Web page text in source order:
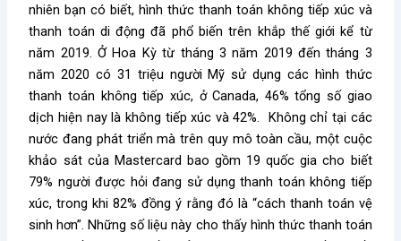
nhiên bạn có biết, hình thức thanh toán không tiếp xúc và
thanh toán di động đã phổ biến trên khắp thế giới kể từ
năm 2019. Ở Hoa Kỳ từ tháng 3 năm 2019 đến tháng 3
năm 2020 có 31 triệu người Mỹ sử dụng các hình thức
thanh toán không tiếp xúc, ở Canada, 46% tổng số giao
dịch hiện nay là không tiếp xúc và 42%. Không chỉ tại các
nước đang phát triển mà trên quy mô toàn cầu, một cuộc
khảo sát của Mastercard bao gồm 19 quốc gia cho biết
79% người được hỏi đang sử dụng thanh toán không tiếp
xúc, trong khi 82% đồng ý rằng đó là “cách thanh toán vệ
sinh hơn”. Những số liệu này cho thấy hình thức thanh toán